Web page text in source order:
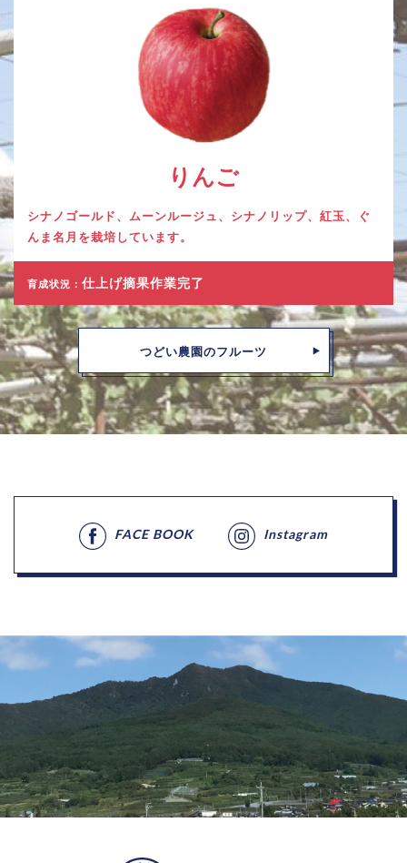
りんご
シナノゴールド、ムーンルージュ、シナノリップ、紅玉、ぐ
んま名月を栽培しています。
育成状況： 仕上げ摘果作業完了
つどい農園のフルーツ
FACE BOOK Instagram